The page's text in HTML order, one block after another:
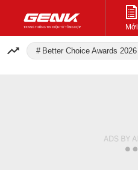
Mới
Better Choice Awards 2026